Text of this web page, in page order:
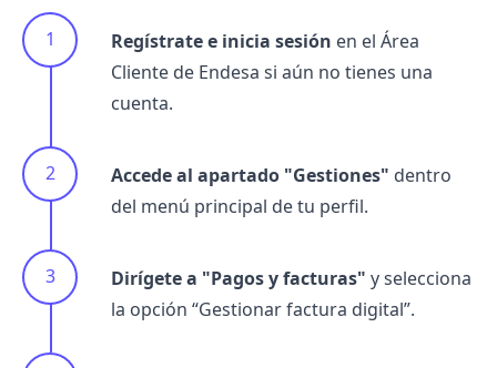
Regístrate e inicia sesión en el Área
Cliente de Endesa si aún no tienes una
cuenta.
Accede al apartado "Gestiones" dentro
del menú principal de tu perfil.
Dirígete a "Pagos y facturas" y selecciona
la opción “Gestionar factura digital”.